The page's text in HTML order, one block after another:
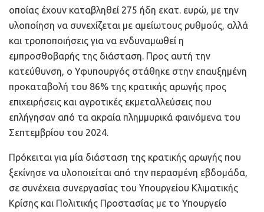
οποίας έχουν καταβληθεί 275 ήδη εκατ. ευρώ, με την
υλοποίηση να συνεχίζεται με αμείωτους ρυθμούς, αλλά
και τροποποιήσεις για να ενδυναμωθεί η
εμπροσθοβαρής της διάσταση. Προς αυτή την
κατεύθυνση, ο Υφυπουργός στάθηκε στην επαυξημένη
προκαταβολή του 86% της κρατικής αρωγής προς
επιχειρήσεις και αγροτικές εκμεταλλεύσεις που
επλήγησαν από τα ακραία πλημμυρικά φαινόμενα του
Σεπτεμβρίου του 2024.
Πρόκειται για μία διάσταση της κρατικής αρωγής που
ξεκίνησε να υλοποιείται από την περασμένη εβδομάδα,
σε συνέχεια συνεργασίας του Υπουργείου Κλιματικής
Κρίσης και Πολιτικής Προστασίας με το Υπουργείο